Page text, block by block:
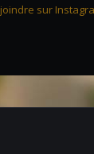
sur